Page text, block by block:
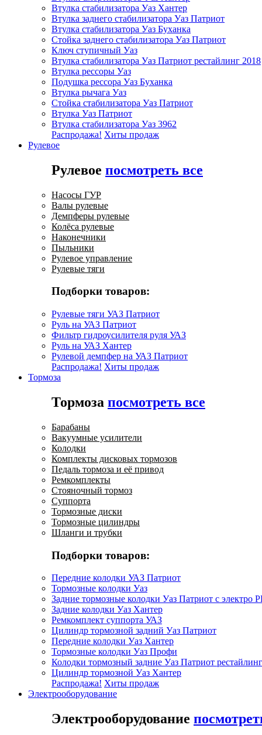
Втулка стабилизатора Уаз Хантер
Втулка заднего стабилизатора Уаз Патриот
Втулка стабилизатора Уаз Буханка
Стойка заднего стабилизатора Уаз Патриот
Ключ ступичный Уаз
Втулка стабилизатора Уаз Патриот рестайлинг 2018
Втулка рессоры Уаз
Подушка рессора Уаз Буханка
Втулка рычага Уаз
Стойка стабилизатора Уаз Патриот
Втулка Уаз Патриот
Втулка стабилизатора Уаз 3962
Распродажа! Хиты продаж
Рулевое
Рулевое посмотреть все
Насосы ГУР
Валы рулевые
Демпферы рулевые
Колёса рулевые
Наконечники
Пыльники
Рулевое управление
Рулевые тяги
Подборки товаров:
Рулевые тяги УАЗ Патриот
Руль на УАЗ Патриот
Фильтр гидроусилителя руля УАЗ
Руль на УАЗ Хантер
Рулевой демпфер на УАЗ Патриот
Распродажа! Хиты продаж
Тормоза
Тормоза посмотреть все
Барабаны
Вакуумные усилители
Колодки
Комплекты дисковых тормозов
Педаль тормоза и её привод
Ремкомплекты
Стояночный тормоз
Суппорта
Тормозные диски
Тормозные цилиндры
Шланги и трубки
Подборки товаров:
Передние колодки УАЗ Патриот
Тормозные колодки Уаз
Задние тормозные колодки Уаз Патриот с электро
Задние колодки Уаз Хантер
Ремкомплект суппорта УАЗ
Цилиндр тормозной задний Уаз Патриот
Передние колодки Уаз Хантер
Тормозные колодки Уаз Профи
Колодки тормозный задние Уаз Патриот
Цилиндр тормозной Уаз Хантер
Распродажа! Хиты продаж
Электрооборудование
Электрооборудование